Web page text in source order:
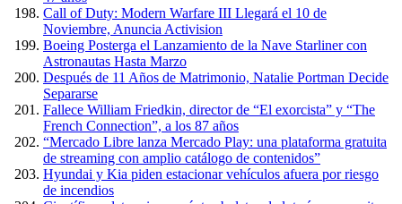
Call of Duty: Modern Warfare III Llegará el 10 de
Noviembre, Anuncia Activision
Boeing Posterga el Lanzamiento de la Nave Starliner con
Astronautas Hasta Marzo
Después de 11 Años de Matrimonio, Natalie Portman Decide
Separarse
Fallece William Friedkin, director de “El exorcista” y “The
French Connection”, a los 87 años
“Mercado Libre lanza Mercado Play: una plataforma gratuita
de streaming con amplio catálogo de contenidos”
Hyundai y Kia piden estacionar vehículos afuera por riesgo
de incendios